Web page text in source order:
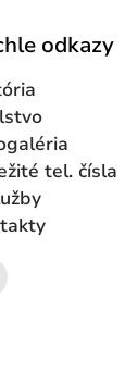
odkazy
tel. čísla